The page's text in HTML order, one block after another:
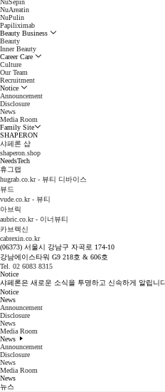
NuSepin
NuAreatin
NuPulin
Papiliximab
Beauty Business
Beauty
Inner Beauty
Career Care
Culture
Our Team
Recruitment
Notice
Announcement
Disclosure
News
Media Room
Family Site
SHAPERON
샤페론 샵
shaperon.shop
NeedsTech
휴그랩
hugrab.co.kr - 뷰티 디바이스
뷰드
vude.co.kr - 뷰티
아브릭
aubric.co.kr - 이너뷰티
카브렉신
cabrexin.co.kr
(06373) 서울시 강남구 자곡로 174-10
강남에이스타워 G9 218호 & 606호
Tel. 02 6083 8315
Notice
샤페론은 새로운 소식을 투명하고 신속하게 알립니
Notice
News
Announcement
Disclosure
News
Media Room
News
Announcement
Disclosure
News
Media Room
News
뉴스